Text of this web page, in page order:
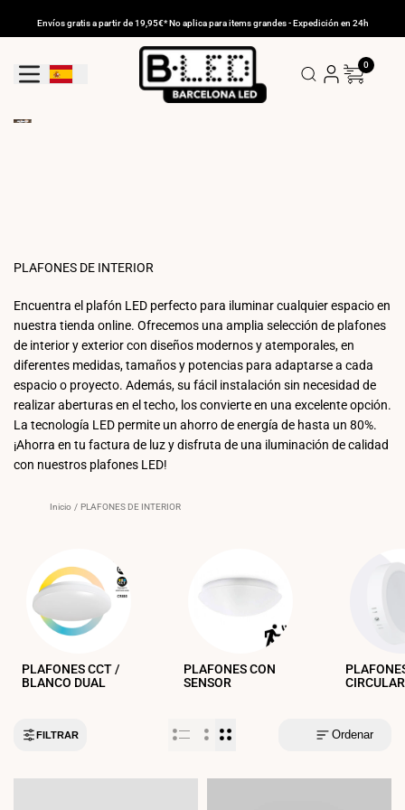
Envíos gratis a partir de 19,95€* No aplica para items grandes - Expedición en 24h
Geolocation Button: España
0
PLAFONES DE INTERIOR
Encuentra el plafón LED perfecto para iluminar cualquier espacio en
nuestra tienda online. Ofrecemos una amplia selección de plafones
de interior y exterior con diseños modernos y atemporales, en
diferentes medidas, tamaños y potencias para adaptarse a cada
espacio o proyecto. Además, su fácil instalación sin necesidad de
realizar aberturas en el techo, los convierte en una excelente opción.
La tecnología LED permite un ahorro de energía de hasta un 80%.
¡Ahorra en tu factura de luz y disfruta de una iluminación de calidad
con nuestros plafones LED!
Inicio / PLAFONES DE INTERIOR
PLAFONES CCT /
BLANCO DUAL
PLAFONES CON
SENSOR
FILTRAR Ordenar